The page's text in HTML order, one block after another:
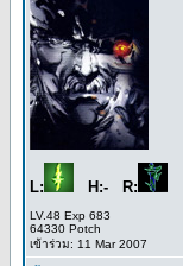
L: H:- R:
LV.48 Exp 683
64330 Potch
เข้าร่วม: 11 Mar 2007